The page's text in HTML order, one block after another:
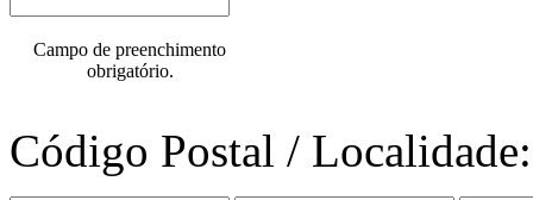
Campo de preenchimento
obrigatório.
Código Postal /